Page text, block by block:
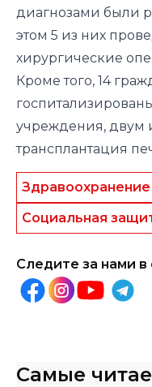
диагнозами были
этом 5 из них
хирургические
Кроме того, 14
учреждения, двум
трансплантация
Здравоохранение
Социальная
Следите за нами в
Самые